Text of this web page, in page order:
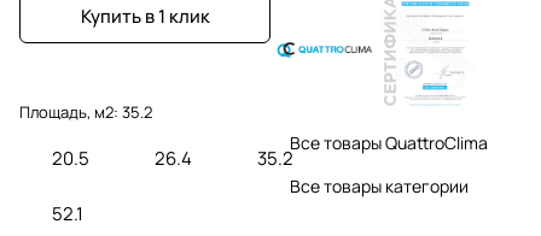
Купить в 1 клик
Площадь, м2: 35.2
20.5 26.4 35.2
52.1
Все товары QuattroClima
Все товары категории